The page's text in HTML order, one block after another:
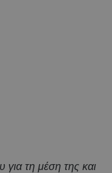
για τη μέση της και